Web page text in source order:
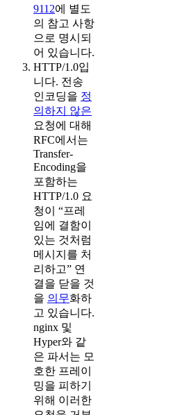
9112에 별도
의 참고 사항
으로 명시되
어 있습니다.
HTTP/1.0입
니다. 전송
인코딩을 정
의하지 않은
요청에 대해
RFC에서는
Transfer-
Encoding을
포함하는
HTTP/1.0 요
청이 “프레
임에 결함이
있는 것처럼
메시지를 처
리하고” 연
결을 닫을 것
을 의무화하
고 있습니다.
nginx 및
Hyper와 같
은 파서는 모
호한 프레이
밍을 피하기
위해 이러한